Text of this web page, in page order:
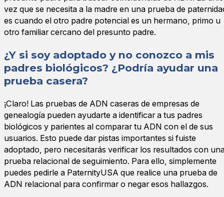
vez que se necesita a la madre en una prueba de
es cuando el otro padre potencial es un hermano, primo u
otro familiar cercano del presunto padre.
¿Y si soy adoptado y no conozco a mis
padres biológicos? ¿Podría ayudar una
prueba casera?
¡Claro! Las pruebas de ADN caseras de empresas de
genealogía pueden ayudarte a identificar a tus padres
biológicos y parientes al comparar tu ADN con el de sus
usuarios. Esto puede dar pistas importantes si fuiste
adoptado, pero necesitarás verificar los resultados con
prueba relacional de seguimiento. Para ello, simplemente
puedes pedirle a PaternityUSA que realice una prueba de
ADN relacional para confirmar o negar esos hallazgos.